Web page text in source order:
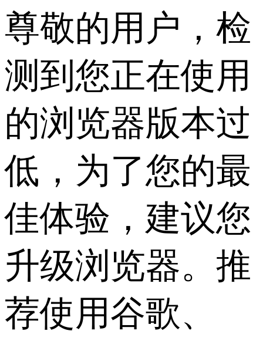
尊敬的用户，检
测到您正在使用
的浏览器版本过
低，为了您的最
佳体验，建议您
升级浏览器。推
荐使用谷歌、